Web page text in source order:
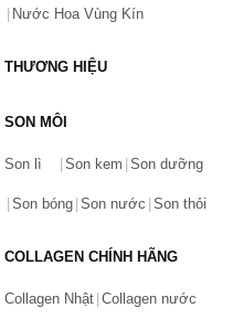
hay mua hàng?
gọi cho chúng tôi qua số
Nước Hoa Vùng Kín
THƯƠNG HIỆU
SON MÔI
Son lì Son kem Son dưỡng
Son bóng Son nước Son thỏi
COLLAGEN CHÍNH HÃNG
Collagen Nhật Collagen nước